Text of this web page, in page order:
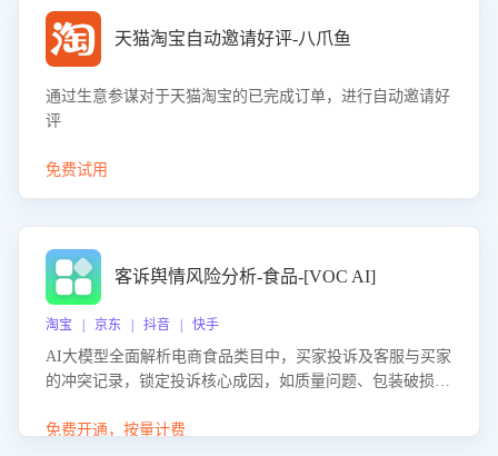
天猫淘宝自动邀请好评-八爪鱼
通过生意参谋对于天猫淘宝的已完成订单，进行自动邀请好
评
免费试用
客诉舆情风险分析-食品-[VOC AI]
淘宝 | 京东 | 抖音 | 快手
AI大模型全面解析电商食品类目中，买家投诉及客服与买家
的冲突记录，锁定投诉核心成因，如质量问题、包装破损
置差评防控，提升客户满意度。
免费开通，按量计费